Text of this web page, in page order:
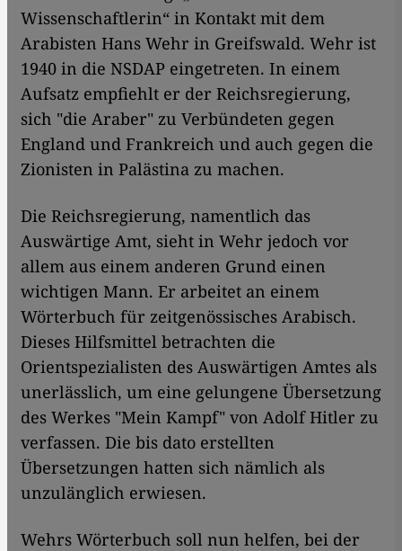
Wissenschaftlerin“ in Kontakt mit dem
Arabisten Hans Wehr in Greifswald. Wehr ist
1940 in die NSDAP eingetreten. In einem
Aufsatz empfiehlt er der Reichsregierung,
sich "die Araber" zu Verbündeten gegen
England und Frankreich und auch gegen die
Zionisten in Palästina zu machen.
Die Reichsregierung, namentlich das
Auswärtige Amt, sieht in Wehr jedoch vor
allem aus einem anderen Grund einen
wichtigen Mann. Er arbeitet an einem
Wörterbuch für zeitgenössisches Arabisch.
Dieses Hilfsmittel betrachten die
Orientspezialisten des Auswärtigen Amtes als
unerlässlich, um eine gelungene Übersetzung
des Werkes "Mein Kampf" von Adolf Hitler zu
verfassen. Die bis dato erstellten
Übersetzungen hatten sich nämlich als
unzulänglich erwiesen.
Wehrs Wörterbuch soll nun helfen, bei der